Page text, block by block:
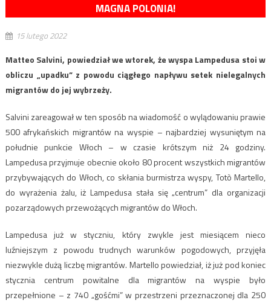
MAGNA POLONIA!
15 lutego 2022
Matteo Salvini, powiedział we wtorek, że wyspa Lampedusa stoi w
obliczu „upadku” z powodu ciągłego napływu setek nielegalnych
migrantów do jej wybrzeży.
Salvini zareagował w ten sposób na wiadomość o wylądowaniu prawie
500 afrykańskich migrantów na wyspie – najbardziej wysuniętym na
południe punkcie Włoch – w czasie krótszym niż 24 godziny.
Lampedusa przyjmuje obecnie około 80 procent wszystkich migrantów
przybywających do Włoch, co skłania burmistrza wyspy, Totò Martello,
do wyrażenia żalu, iż ​​Lampedusa stała się „centrum” dla organizacji
pozarządowych przewożących migrantów do Włoch.
Lampedusa już w styczniu, który zwykle jest miesiącem nieco
luźniejszym z powodu trudnych warunków pogodowych, przyjęła
niezwykle dużą liczbę migrantów. Martello powiedział, iż już pod koniec
stycznia centrum powitalne dla migrantów na wyspie było
przepełnione – z 740 „gośćmi” w przestrzeni przeznaczonej dla 250